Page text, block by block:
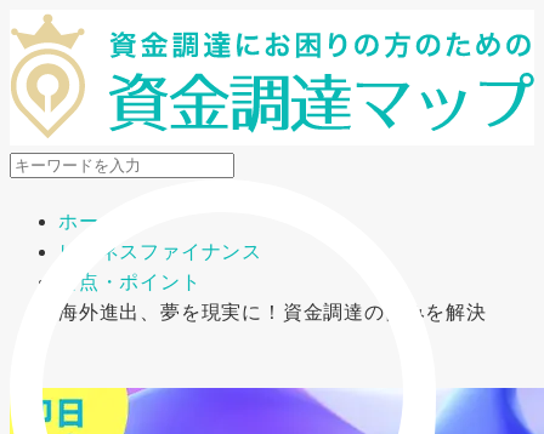
メニューを開閉
ホーム
ビジネスファイナンス
要点・ポイント
海外進出、夢を現実に！資金調達の悩みを解決